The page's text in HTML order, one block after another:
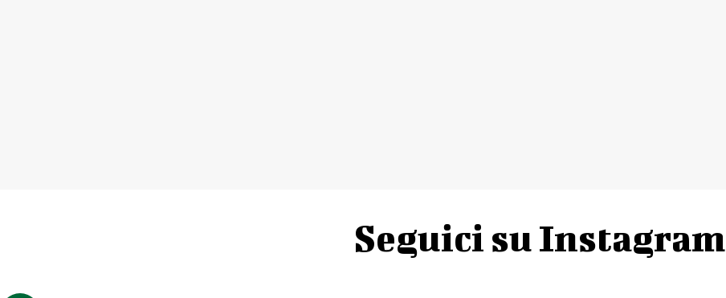
Seguici su Instagram